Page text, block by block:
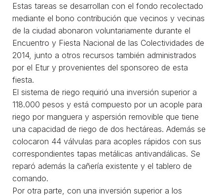
Estas tareas se desarrollan con el fondo recolectado
mediante el bono contribución que vecinos y vecinas
de la ciudad abonaron voluntariamente durante el
Encuentro y Fiesta Nacional de las Colectividades de
2014, junto a otros recursos también administrados
por el Etur y provenientes del sponsoreo de esta
fiesta.
El sistema de riego requirió una inversión superior a
118.000 pesos y está compuesto por un acople para
riego por manguera y aspersión removible que tiene
una capacidad de riego de dos hectáreas. Además se
colocaron 44 válvulas para acoples rápidos con sus
correspondientes tapas metálicas antivandálicas. Se
reparó además la cañería existente y el tablero de
comando.
Por otra parte, con una inversión superior a los